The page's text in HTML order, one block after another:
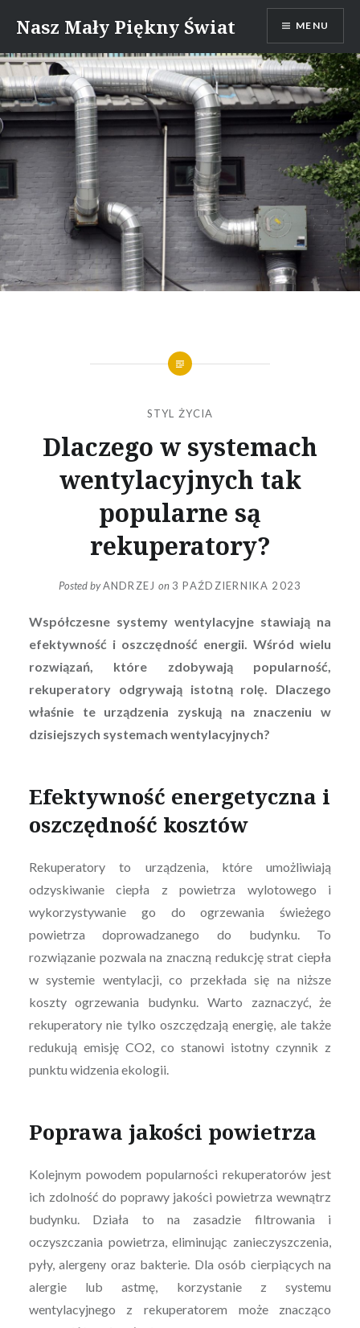
content
Nasz Mały Piękny Świat MENU
STYL ŻYCIA
Dlaczego w systemach
wentylacyjnych tak
popularne są
rekuperatory?
Posted byANDRZEJ on 3 PAŹDZIERNIKA 2023
Współczesne systemy wentylacyjne stawiają na
efektywność i oszczędność energii. Wśród wielu
rozwiązań, które zdobywają popularność,
rekuperatory odgrywają istotną rolę. Dlaczego
właśnie te urządzenia zyskują na znaczeniu w
dzisiejszych systemach wentylacyjnych?
Efektywność energetyczna i
oszczędność kosztów
Rekuperatory to urządzenia, które umożliwiają
odzyskiwanie ciepła z powietrza wylotowego i
wykorzystywanie go do ogrzewania świeżego
powietrza doprowadzanego do budynku. To
rozwiązanie pozwala na znaczną redukcję strat ciepła
w systemie wentylacji, co przekłada się na niższe
koszty ogrzewania budynku. Warto zaznaczyć, że
rekuperatory nie tylko oszczędzają energię, ale także
redukują emisję CO2, co stanowi istotny czynnik z
punktu widzenia ekologii.
Poprawa jakości powietrza
Kolejnym powodem popularności rekuperatorów jest
ich zdolność do poprawy jakości powietrza wewnątrz
budynku. Działa to na zasadzie filtrowania i
oczyszczania powietrza, eliminując zanieczyszczenia,
pyły, alergeny oraz bakterie. Dla osób cierpiących na
alergie lub astmę, korzystanie z systemu
wentylacyjnego z rekuperatorem może znacząco